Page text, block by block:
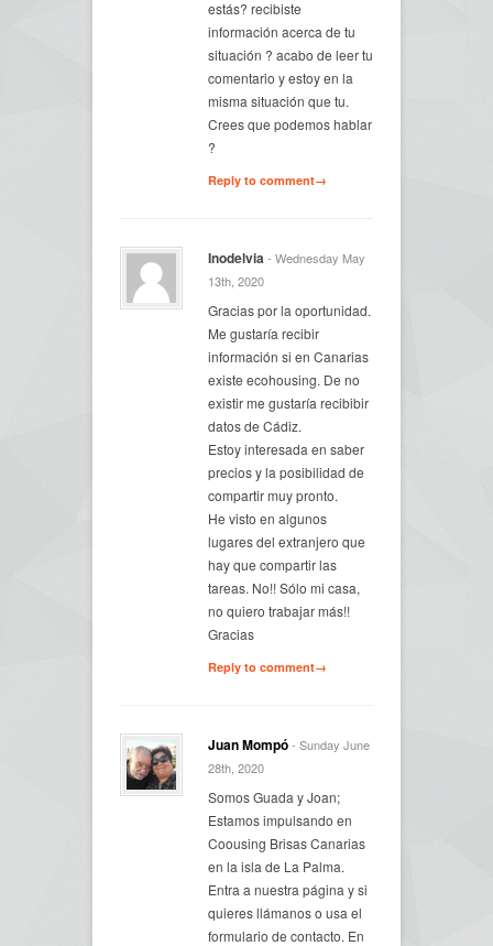
estás? recibiste
información acerca de tu
situación ? acabo de leer tu
comentario y estoy en la
misma situación que tu.
Crees que podemos hablar
?
Reply to comment→
Inodelvia- Wednesday May
13th, 2020
Gracias por la oportunidad.
Me gustaría recibir
información si en Canarias
existe ecohousing. De no
existir me gustaría recibibir
datos de Cádiz.
Estoy interesada en saber
precios y la posibilidad de
compartir muy pronto.
He visto en algunos
lugares del extranjero que
hay que compartir las
tareas. No!! Sólo mi casa,
no quiero trabajar más!!
Gracias
Reply to comment→
Juan Mompó- Sunday June
28th, 2020
Somos Guada y Joan;
Estamos impulsando en
Coousing Brisas Canarias
en la isla de La Palma.
Entra a nuestra página y si
quieres llámanos o usa el
formulario de contacto. En